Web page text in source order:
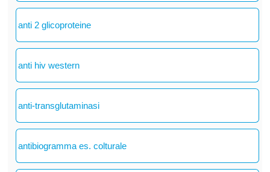
anti 2 glicoproteine
anti hiv western
anti-transglutaminasi
antibiogramma es. colturale